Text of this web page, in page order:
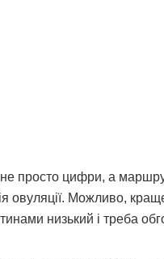
не просто цифри, а
Можливо,
низький і треба